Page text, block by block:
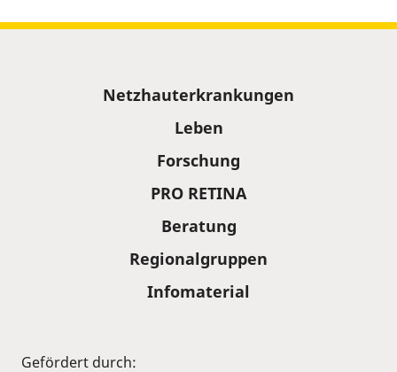
Netzhauterkrankungen
Leben
Forschung
PRO RETINA
Beratung
Regionalgruppen
Infomaterial
Gefördert durch: